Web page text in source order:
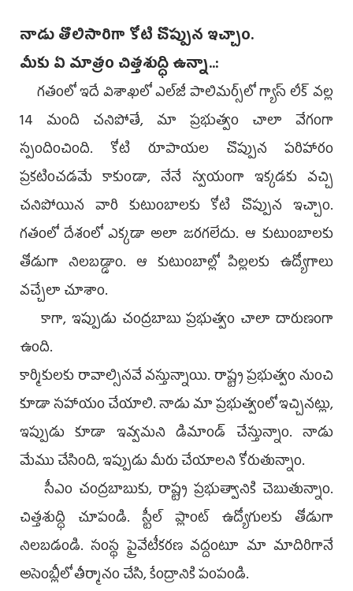
నాడు తొలిసారిగా కోటి చొప్పున ఇచ్చాం.
మీకు ఏ మాత్రం చిత్తశుద్ధి ఉన్నా..:
గతంలో ఇదే విశాఖలో ఎల్‌జీ పాలిమర్స్‌లో గ్యాస్‌ లీక్‌ వల్ల
14 మంది చనిపోతే, మా ప్రభుత్వం చాలా వేగంగా
స్పందించింది. కోటి రూపాయల చొప్పున పరిహారం
ప్రకటించడమే కాకుండా, నేనే స్వయంగా ఇక్కడకు వచ్చి
చనిపోయిన వారి కుటుంబాలకు కోటి చొప్పున ఇచ్చాం.
గతంలో దేశంలో ఎక్కడా అలా జరగలేదు. ఆ కుటుంబాలకు
తోడుగా నిలబడ్డాం. ఆ కుటుంబాల్లో పిల్లలకు ఉద్యోగాలు
వచ్చేలా చూశాం.
కాగా, ఇప్పుడు చంద్రబాబు ప్రభుత్వం చాలా దారుణంగా
ఉంది.
కార్మికులకు రావాల్సినవే వస్తున్నాయి. రాష్ట్ర ప్రభుత్వం నుంచి
కూడా సహాయం చేయాలి. నాడు మా ప్రభుత్వంలో ఇచ్చినట్లు,
ఇప్పుడు కూడా ఇవ్వమని డిమాండ్‌ చేస్తున్నాం. నాడు
మేము చేసింది, ఇప్పుడు మీరు చేయాలని కోరుతున్నాం.
సీఎం చంద్రబాబుకు, రాష్ట్ర ప్రభుత్వానికి చెబుతున్నాం.
చిత్తశుద్ధి చూపండి. స్టీల్‌ ప్లాంట్‌ ఉద్యోగులకు తోడుగా
నిలబడండి. సంస్థ ప్రైవేటీకరణ వద్దంటూ మా మాదిరిగానే
అసెంబ్లీలో తీర్మానం చేసి, కేంద్రానికి పంపండి.